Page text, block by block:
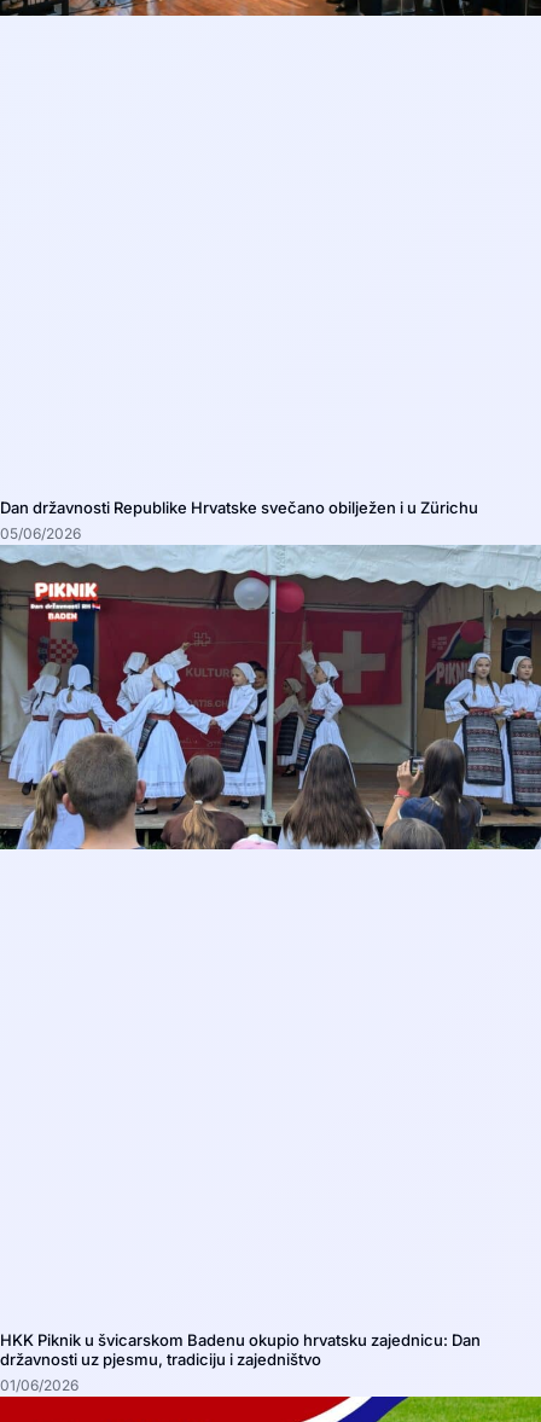
Dan državnosti Republike Hrvatske svečano obilježen i u Zürichu
05/06/2026
HKK Piknik u švicarskom Badenu okupio hrvatsku zajednicu: Dan
državnosti uz pjesmu, tradiciju i zajedništvo
01/06/2026